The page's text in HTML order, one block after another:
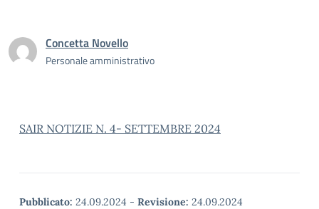
Concetta Novello
Personale amministrativo
SAIR NOTIZIE N. 4- SETTEMBRE 2024
Pubblicato: 24.09.2024 - Revisione: 24.09.2024